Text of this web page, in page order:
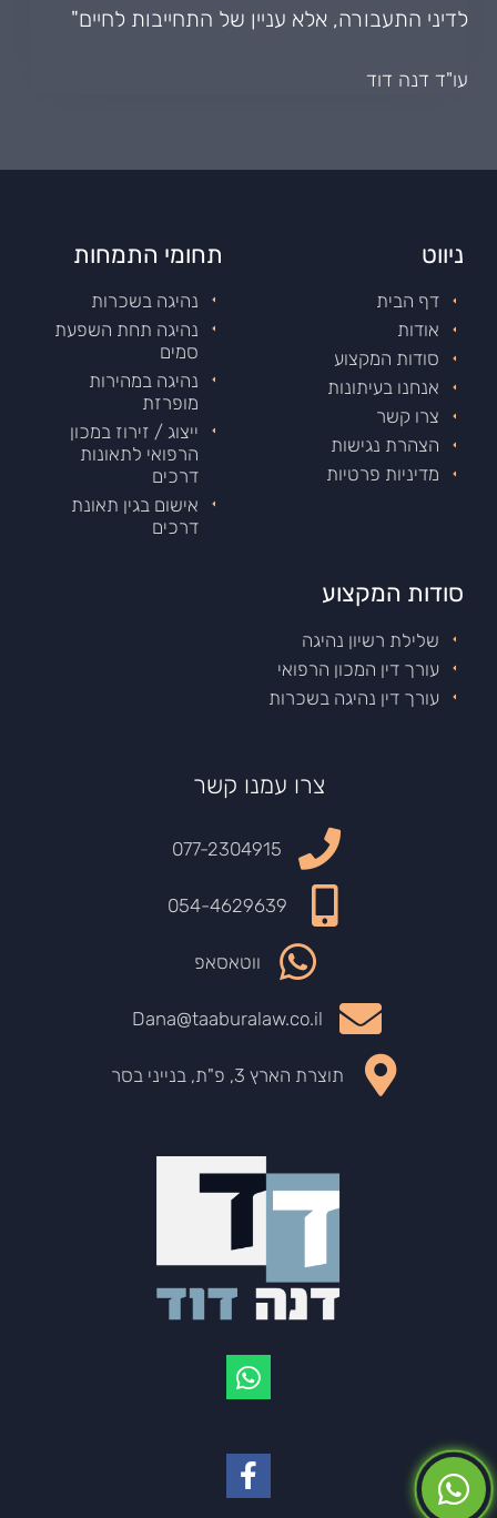
לדיני התעבורה, אלא עניין של התחייבות לחיים"
עו"ד דנה דוד
ניווט
דף הבית
אודות
סודות המקצוע
אנחנו בעיתונות
צרו קשר
הצהרת נגישות
מדיניות פרטיות
תחומי התמחות
נהיגה בשכרות
נהיגה תחת השפעת
סמים
נהיגה במהירות
מופרזת
ייצוג / זירוז במכון
הרפואי לתאונות
דרכים
אישום בגין תאונת
דרכים
סודות המקצוע
שלילת רשיון נהיגה
עורך דין המכון הרפואי
עורך דין נהיגה בשכרות
צרו עמנו קשר
077-2304915
054-4629639
ווטאסאפ
Dana@taaburalaw.co.il
תוצרת הארץ 3, פ"ת, בנייני בסר